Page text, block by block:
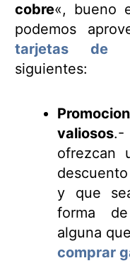
cobre«, bueno
podemos
tarjetas de
siguientes:
valiosos.-
ofrezcan
y que
forma
alguna
comprar